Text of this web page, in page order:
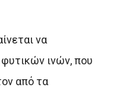
να
ινών, που
από τα